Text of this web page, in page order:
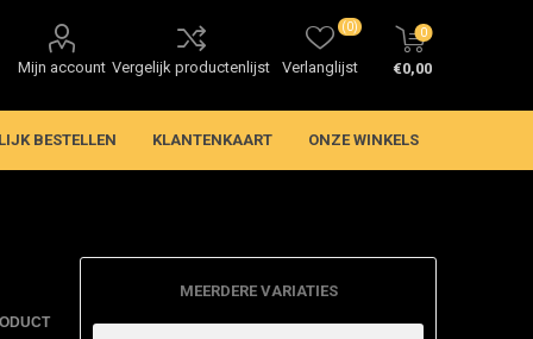
Mijn account Vergelijk productenlijst Verlanglijst
(0) 0
€0,00
BESTELLEN KLANTENKAART ONZE WINKELS
MEERDERE VARIATIES